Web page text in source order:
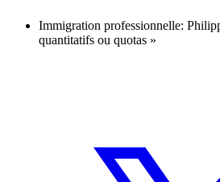
Immigration professionnelle:
quantitatifs ou quotas »